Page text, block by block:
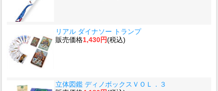
リアル ダイナソー トランプ
販売価格1,430円(税込)
立体図鑑 ディノボックスＶＯＬ．３